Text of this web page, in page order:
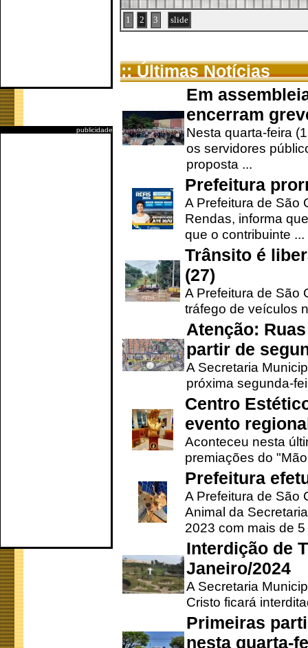
publicidade
1 2 3 slide
:: Últimas Notícias
Em
encerram
Nesta quarta-feira
os servidores
proposta ...
Prefeitura
A Prefeitura de São
Rendas, informa
que o contribuinte ...
Trânsito é
(27)
A Prefeitura de São
tráfego de veículos
Atenção:
partir de
A Secretaria
próxima segunda-
Centro
evento
Aconteceu nesta
premiações do
Prefeitura
A Prefeitura de São
Animal da
2023 com mais de 5
Interdição de
Janeiro/2024
A Secretaria
Cristo ficará
Primeiras
nesta quarta-